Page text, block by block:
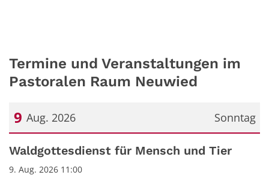
Termine und Veranstaltungen im
Pastoralen Raum Neuwied
Sonntag
9 Aug. 2026
Datum: 9. August 2026
Waldgottesdienst für Mensch und Tier
9. Aug. 2026 11:00